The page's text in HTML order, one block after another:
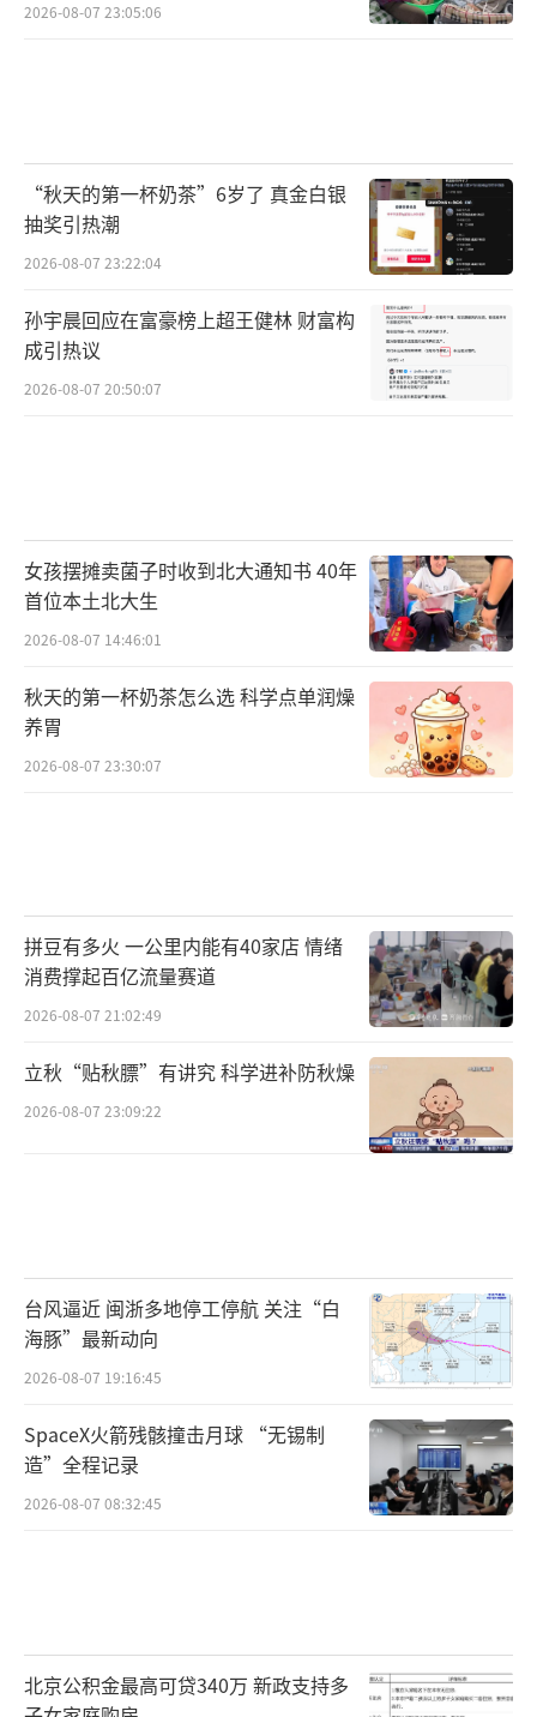
2026-08-07 23:05:06
“秋天的第一杯奶茶”6岁了 真金白银
抽奖引热潮
2026-08-07 23:22:04
孙宇晨回应在富豪榜上超王健林 财富构
成引热议
2026-08-07 20:50:07
女孩摆摊卖菌子时收到北大通知书 40年
首位本土北大生
2026-08-07 14:46:01
秋天的第一杯奶茶怎么选 科学点单润燥
养胃
2026-08-07 23:30:07
拼豆有多火 一公里内能有40家店 情绪
消费撑起百亿流量赛道
2026-08-07 21:02:49
立秋“贴秋膘”有讲究 科学进补防秋燥
2026-08-07 23:09:22
台风逼近 闽浙多地停工停航 关注“白
海豚”最新动向
2026-08-07 19:16:45
SpaceX火箭残骸撞击月球 “无锡制
造”全程记录
2026-08-07 08:32:45
北京公积金最高可贷340万 新政支持多